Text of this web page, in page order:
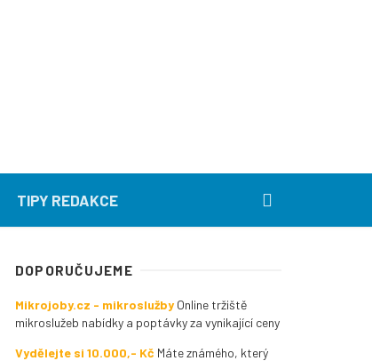
TIPY REDAKCE
DOPORUČUJEME
Mikrojoby.cz - mikroslužby Online tržiště
mikroslužeb nabídky a poptávky za vynikající ceny
Vydělejte si 10.000,- Kč Máte známého, který